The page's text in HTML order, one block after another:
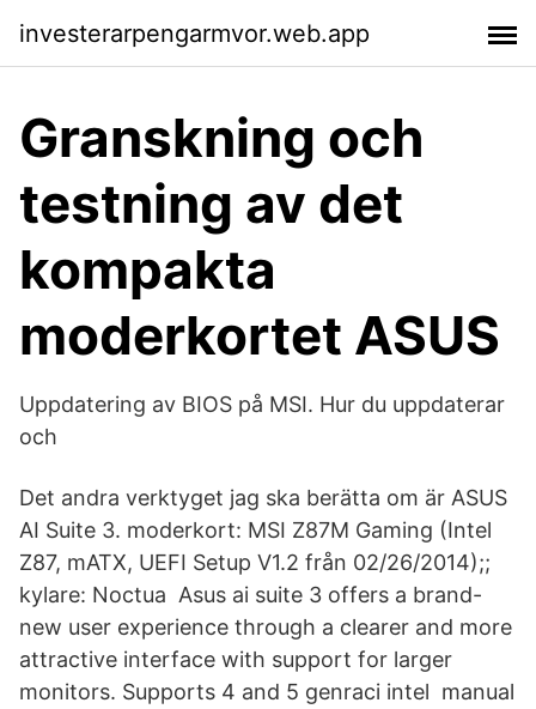
investerarpengarmvor.web.app
Granskning och
testning av det
kompakta
moderkortet ASUS
Uppdatering av BIOS på MSI. Hur du uppdaterar
och
Det andra verktyget jag ska berätta om är ASUS
AI Suite 3. moderkort: MSI Z87M Gaming (Intel
Z87, mATX, UEFI Setup V1.2 från 02/26/2014);;
kylare: Noctua Asus ai suite 3 offers a brand-
new user experience through a clearer and more
attractive interface with support for larger
monitors. Supports 4 and 5 genraci intel manual